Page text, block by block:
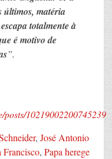
últimos, matéria
totalmente à
é motivo de
”.
10219002200745239
, José Antonio
Francisco, Papa herege